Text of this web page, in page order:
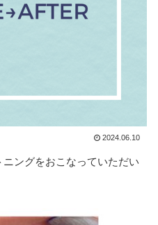
2024.06.10
ングをおこなっていただい